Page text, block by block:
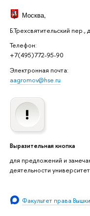
Москва,
Б.Трехсвятительский пер.,
Телефон:
+7(495)772-95-90
Электронная почта:
aagromov@hse.ru
Выразительная кнопка
для предложений и
деятельности
Факультет права